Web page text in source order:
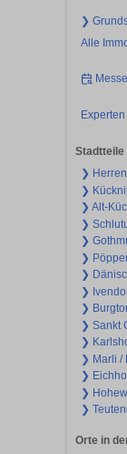
❯
Alle
Stadtteile
❯
❯
❯ Alt-
❯
❯
❯
❯
❯
❯
❯ Sankt
❯
❯ Marli /
❯
❯
❯
Orte in